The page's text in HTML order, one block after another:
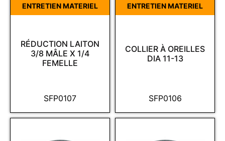
SFP0107
RÉDUCTION LAITON
3/8 MÂLE X 1/4
FEMELLE
ENTRETIEN MATERIEL
SFP0106
COLLIER À OREILLES
DIA 11-13
ENTRETIEN MATERIEL